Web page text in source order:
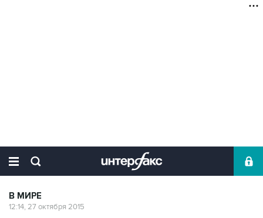
В МИРЕ
12:14, 27 октября 2015